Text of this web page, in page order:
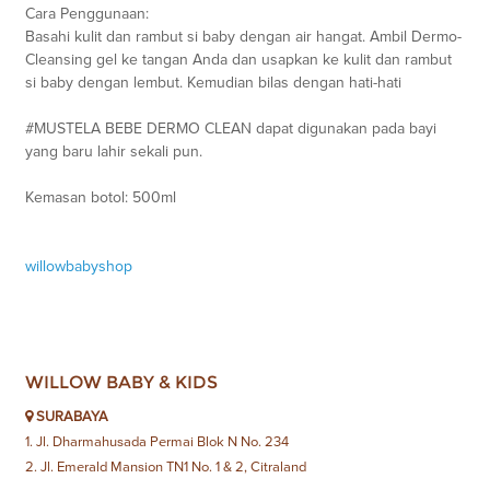
Cara Penggunaan:
Basahi kulit dan rambut si baby dengan air hangat. Ambil Dermo-
Cleansing gel ke tangan Anda dan usapkan ke kulit dan rambut
si baby dengan lembut. Kemudian bilas dengan hati-hati
#MUSTELA BEBE DERMO CLEAN dapat digunakan pada bayi
yang baru lahir sekali pun.
Kemasan botol: 500ml
willowbabyshop
WILLOW BABY & KIDS
SURABAYA
1. Jl. Dharmahusada Permai Blok N No. 234
2. Jl. Emerald Mansion TN1 No. 1 & 2, Citraland